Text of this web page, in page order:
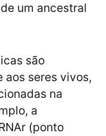
um ancestral
são
seres vivos,
na
a
(ponto